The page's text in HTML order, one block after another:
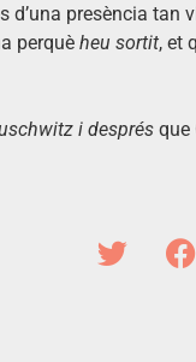
presència tan
perquè heu sortit, et
i després que